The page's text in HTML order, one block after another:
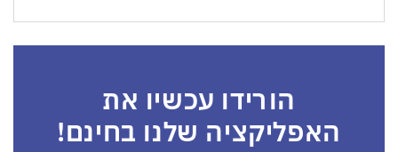
הורידו עכשיו את
האפליקציה שלנו בחינם!